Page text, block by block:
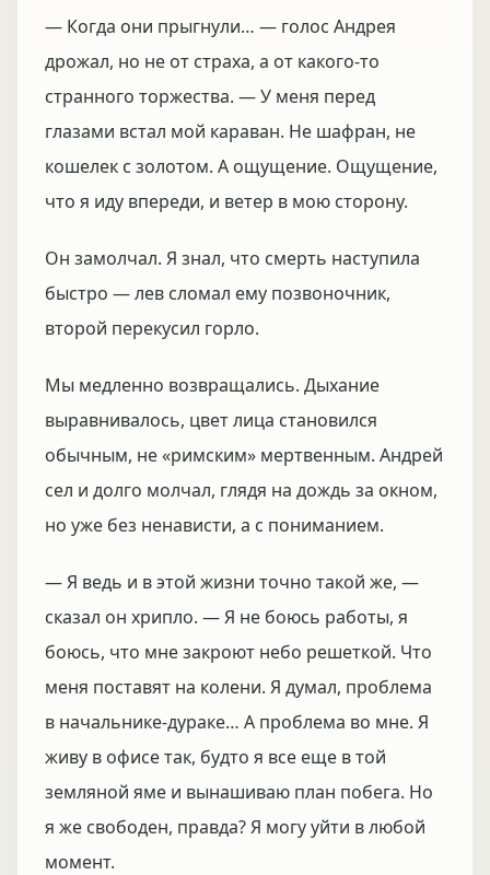
— Когда они прыгнули… — голос Андрея
дрожал, но не от страха, а от какого-то
странного торжества. — У меня перед
глазами встал мой караван. Не шафран, не
кошелек с золотом. А ощущение. Ощущение,
что я иду впереди, и ветер в мою сторону.
Он замолчал. Я знал, что смерть наступила
быстро — лев сломал ему позвоночник,
второй перекусил горло.
Мы медленно возвращались. Дыхание
выравнивалось, цвет лица становился
обычным, не «римским» мертвенным. Андрей
сел и долго молчал, глядя на дождь за окном,
но уже без ненависти, а с пониманием.
— Я ведь и в этой жизни точно такой же, —
сказал он хрипло. — Я не боюсь работы, я
боюсь, что мне закроют небо решеткой. Что
меня поставят на колени. Я думал, проблема
в начальнике-дураке… А проблема во мне. Я
живу в офисе так, будто я все еще в той
земляной яме и вынашиваю план побега. Но
я же свободен, правда? Я могу уйти в любой
момент.